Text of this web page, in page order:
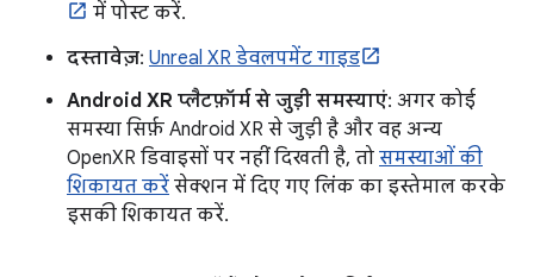
में पोस्ट करें.
दस्तावेज़: Unreal XR डेवलपमेंट गाइड
Android XR प्लैटफ़ॉर्म से जुड़ी समस्याएं: अगर कोई
समस्या सिर्फ़ Android XR से जुड़ी है और वह अन्य
OpenXR डिवाइसों पर नहीं दिखती है, तो समस्याओं की
शिकायत करें सेक्शन में दिए गए लिंक का इस्तेमाल करके
इसकी शिकायत करें.